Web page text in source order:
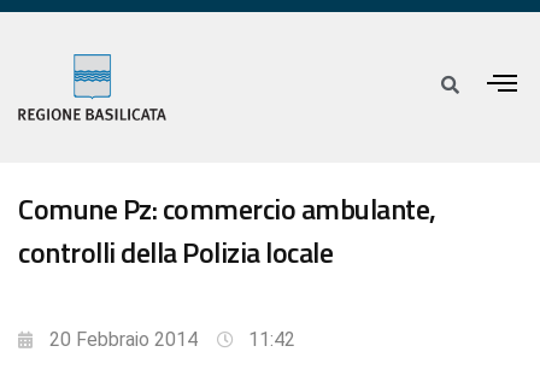
Comune Pz: commercio ambulante,
controlli della Polizia locale
20 Febbraio 2014 11:42